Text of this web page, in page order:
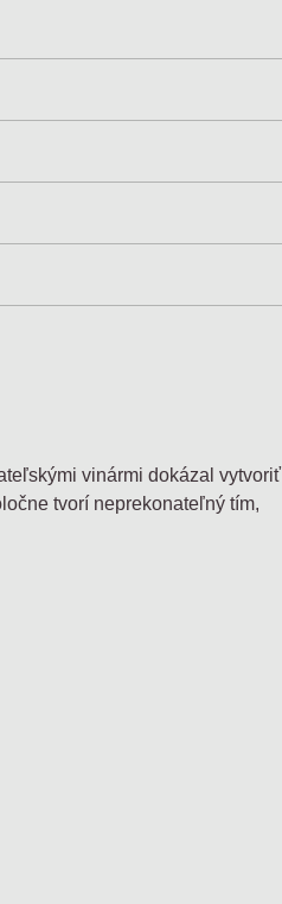
vinármi dokázal vytvoriť
tvorí neprekonateľný tím,